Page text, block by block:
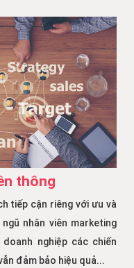
thông
tiếp cận riêng với ưu và
nhân viên marketing
nghiệp các chiến
đảm bảo hiệu quả...